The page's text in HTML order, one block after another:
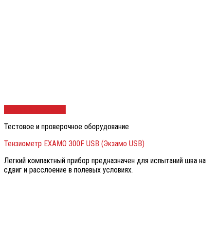
Тестовое и проверочное оборудование
Тензиометр EXAMO 300F USB (Экзамо USB)
Легкий компактный прибор предназначен для испытаний шва на
сдвиг и расслоение в полевых условиях.